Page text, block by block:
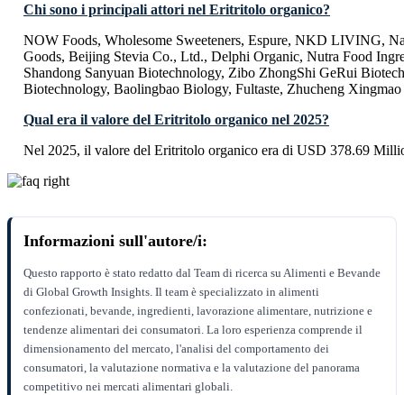
Chi sono i principali attori nel Eritritolo organico?
NOW Foods, Wholesome Sweeteners, Espure, NKD LIVING,
Goods, Beijing Stevia Co., Ltd., Delphi Organic, Nutra Food
Shandong Sanyuan Biotechnology, Zibo ZhongShi GeRui
Biotechnology, Baolingbao Biology, Fultaste, Zhucheng
Qual era il valore del Eritritolo organico nel 2025?
Nel 2025, il valore del Eritritolo organico era di USD 378.69
Informazioni sull'autore/i:
Questo rapporto è stato redatto dal Team di ricerca su Alimenti e Bevande
di Global Growth Insights. Il team è specializzato in alimenti
confezionati, bevande, ingredienti, lavorazione alimentare, nutrizione e
tendenze alimentari dei consumatori. La loro esperienza comprende il
dimensionamento del mercato, l'analisi del comportamento dei
consumatori, la valutazione normativa e la valutazione del panorama
competitivo nei mercati alimentari globali.